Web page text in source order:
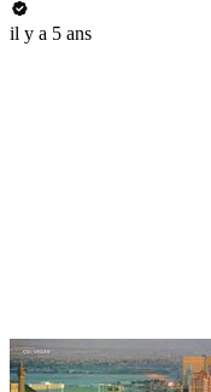
il y a 5 ans